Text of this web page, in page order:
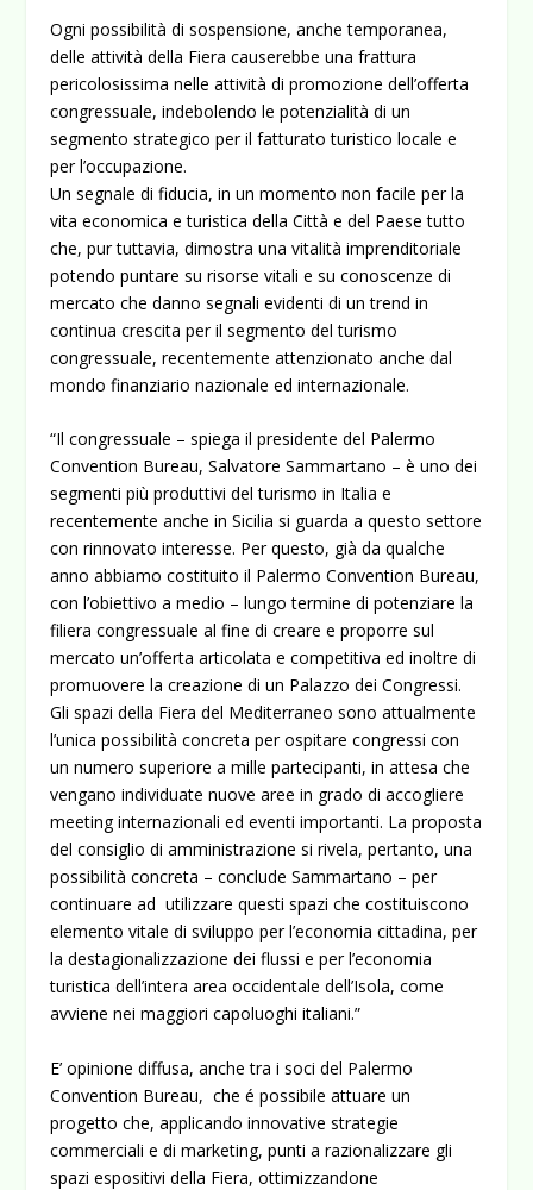
Ogni possibilità di sospensione, anche temporanea,
delle attività della Fiera causerebbe una frattura
pericolosissima nelle attività di promozione dell’offerta
congressuale, indebolendo le potenzialità di un
segmento strategico per il fatturato turistico locale e
per l’occupazione.
Un segnale di fiducia, in un momento non facile per la
vita economica e turistica della Città e del Paese tutto
che, pur tuttavia, dimostra una vitalità imprenditoriale
potendo puntare su risorse vitali e su conoscenze di
mercato che danno segnali evidenti di un trend in
continua crescita per il segmento del turismo
congressuale, recentemente attenzionato anche dal
mondo finanziario nazionale ed internazionale.
“Il congressuale – spiega il presidente del Palermo
Convention Bureau, Salvatore Sammartano – è uno dei
segmenti più produttivi del turismo in Italia e
recentemente anche in Sicilia si guarda a questo settore
con rinnovato interesse. Per questo, già da qualche
anno abbiamo costituito il Palermo Convention Bureau,
con l’obiettivo a medio – lungo termine di potenziare la
filiera congressuale al fine di creare e proporre sul
mercato un’offerta articolata e competitiva ed inoltre di
promuovere la creazione di un Palazzo dei Congressi.
Gli spazi della Fiera del Mediterraneo sono attualmente
l’unica possibilità concreta per ospitare congressi con
un numero superiore a mille partecipanti, in attesa che
vengano individuate nuove aree in grado di accogliere
meeting internazionali ed eventi importanti. La proposta
del consiglio di amministrazione si rivela, pertanto, una
possibilità concreta – conclude Sammartano – per
continuare ad utilizzare questi spazi che costituiscono
elemento vitale di sviluppo per l’economia cittadina, per
la destagionalizzazione dei flussi e per l’economia
turistica dell’intera area occidentale dell’Isola, come
avviene nei maggiori capoluoghi italiani.”
E’ opinione diffusa, anche tra i soci del Palermo
Convention Bureau, che é possibile attuare un
progetto che, applicando innovative strategie
commerciali e di marketing, punti a razionalizzare gli
spazi espositivi della Fiera, ottimizzandone